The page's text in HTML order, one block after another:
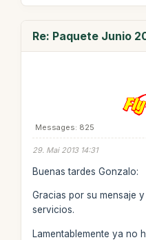
Re: Paquete Junio
Messages: 825
29. Mai 2013 14:31
Buenas tardes Gonzalo:
Gracias por su mensaje
servicios.
Lamentablemente ya no